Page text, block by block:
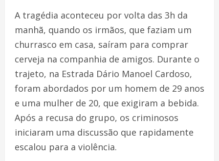
A tragédia aconteceu por volta das 3h da
manhã, quando os irmãos, que faziam um
churrasco em casa, saíram para comprar
cerveja na companhia de amigos. Durante o
trajeto, na Estrada Dário Manoel Cardoso,
foram abordados por um homem de 29 anos
e uma mulher de 20, que exigiram a bebida.
Após a recusa do grupo, os criminosos
iniciaram uma discussão que rapidamente
escalou para a violência.